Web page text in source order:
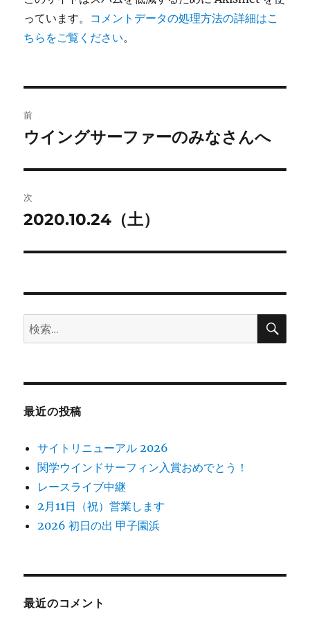
っています。 コメントデータの処理方法の詳細はこ
ちらをご覧ください。
稿
ビ
ゲ
ー
ン
前
前
投
稿:
ウイングサーファーのみなさんへ
次
次
投
2020.10.24（土）
検
索:
検
最近の投稿
サイトリニューアル 2026
関学ウインドサーフィン入賞おめでとう！
レースライブ中継
2月11日（祝）営業します
2026 初日の出 甲子園浜
最近のコメント